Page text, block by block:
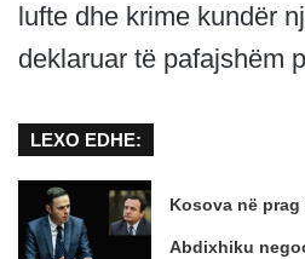
lufte dhe krime kundër
deklaruar të pafajshëm
LEXO EDHE:
Kosova në
Abdixhiku